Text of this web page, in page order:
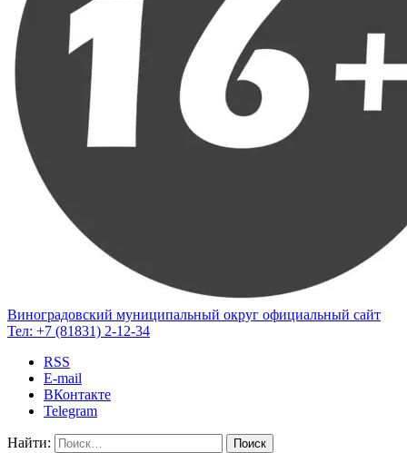
Виноградовский муниципальный округ официальный сайт
Тел: +7 (81831) 2-12-34
RSS
E-mail
ВКонтакте
Telegram
Найти: